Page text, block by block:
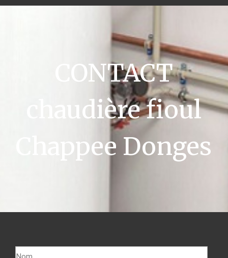
CONTACT
chaudière fioul
Chappee Donges